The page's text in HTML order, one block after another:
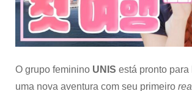
TOUR”
O grupo feminino UNIS está pronto para
uma nova aventura com seu primeiro